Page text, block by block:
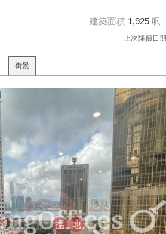
建築面積 1,925 呎
上次降價日期
街景